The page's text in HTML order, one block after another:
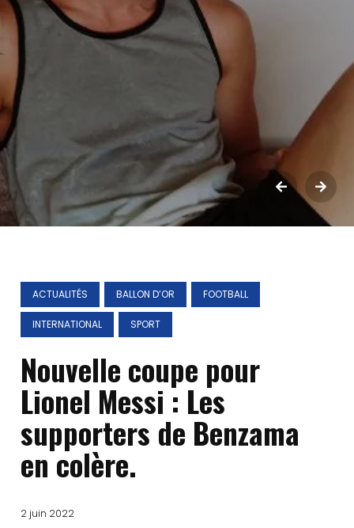
ACTUALITÉS BALLON D’OR FOOTBALL
INTERNATIONAL SPORT
Nouvelle coupe pour
Lionel Messi : Les
supporters de Benzama
en colère.
2 juin 2022